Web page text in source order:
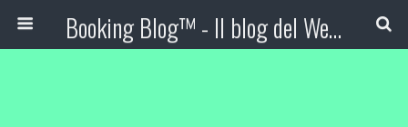
Booking Blog™ - Il blog del Web Marketing Turistico